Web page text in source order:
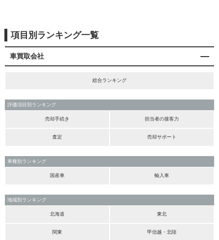
項目別ランキング一覧
車買取会社
総合ランキング
評価項目別ランキング
売却手続き 担当者の接客力
査定 売却サポート
車種別ランキング
国産車 輸入車
地域別ランキング
北海道 東北
関東 甲信越・北陸